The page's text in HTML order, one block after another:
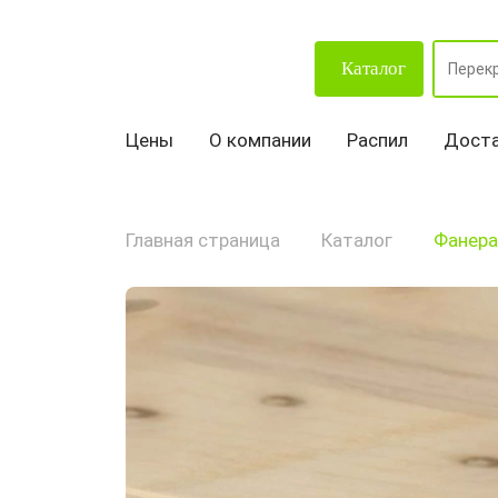
Каталог
Цены О компании Распил
Главная страница Каталог